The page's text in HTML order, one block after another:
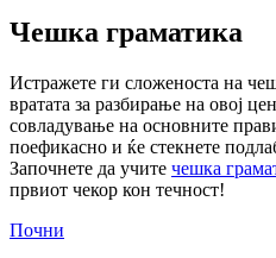
Чешка граматика
Истражете ги сложеноста на
вратата за разбирање на овој
совладување на основните
поефикасно и ќе стекнете
Започнете да учите чешка
првиот чекор кон течност!
Почни